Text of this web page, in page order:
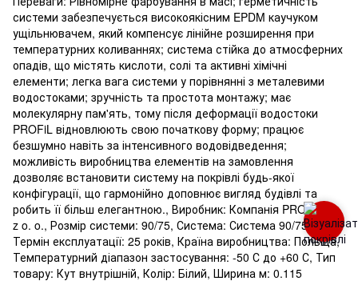
системи забезпечується високоякісним EPDM каучуком
ущільнювачем, який компенсує лінійне розширення при
температурних коливаннях; система стійка до атмосферних
опадів, що містять кислоти, солі та активні хімічні
елементи; легка вага системи у порівнянні з металевими
водостоками; зручність та простота монтажу; має
молекулярну пам'ять, тому після деформації водостоки
PROFiL відновлюють свою початкову форму; працює
безшумно навіть за інтенсивного водовідведення;
можливість виробництва елементів на замовлення
дозволяє встановити систему на покрівлі будь-якої
конфігурації, що гармонійно доповнює вигляд будівлі та
робить її більш елегантною., Виробник: Компанія PROFIL Sp.
z o. o., Розмір системи: 90/75, Система: Система 90/75,
Термін експлуатації: 25 років, Країна виробництва: Польща,
Температурний діапазон застосування: -50 С до +60 С, Тип
товару: Кут внутрішній, Колір: Білий, Ширина м: 0.115